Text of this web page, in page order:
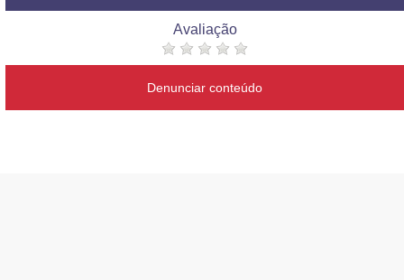
Avaliação
Denunciar conteúdo